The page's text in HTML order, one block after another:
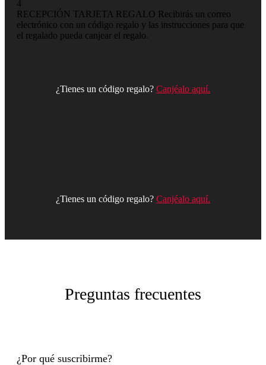
4
RECEPCIÓN TARJETA REGALO Recibirás un correo
electrónico con un código regalo y las instrucciones para que
el regalado pueda canjear el regalo.
¿Tienes un código regalo? Canjéalo aquí.
¿Tienes un código regalo? Canjéalo aquí.
Preguntas frecuentes
¿Por qué suscribirme?